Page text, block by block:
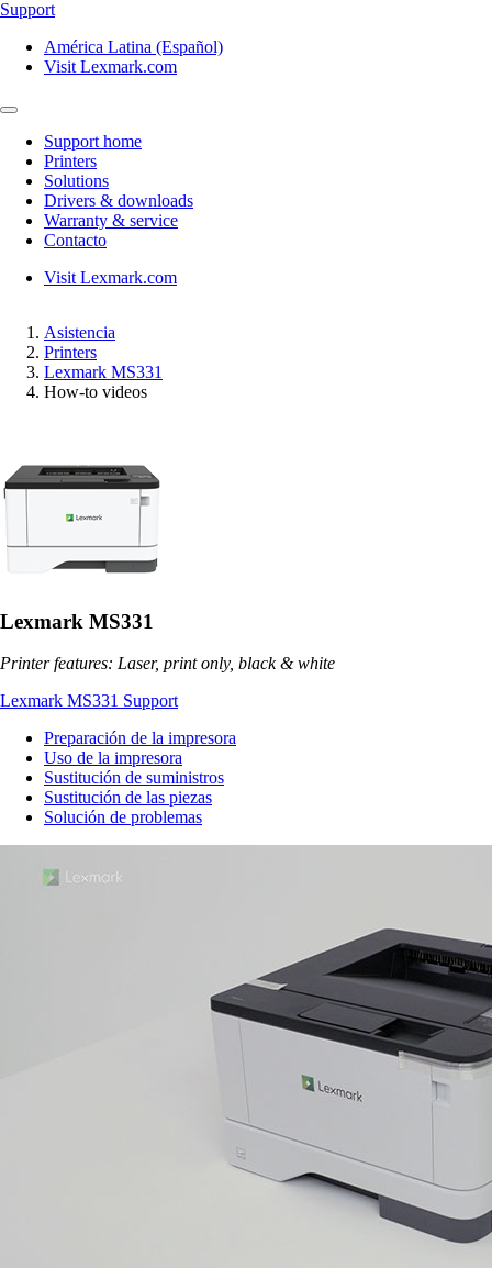
Support
América Latina (Español)
Visit Lexmark.com
Support home
Printers
Solutions
Drivers & downloads
Warranty & service
Contacto
Visit Lexmark.com
Asistencia
Printers
Lexmark MS331
How-to videos
Lexmark MS331
Printer features: Laser, print only, black & white
Lexmark MS331 Support
Preparación de la impresora
Uso de la impresora
Sustitución de suministros
Sustitución de las piezas
Solución de problemas